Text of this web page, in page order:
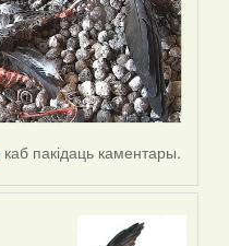
каб пакідаць каментары.